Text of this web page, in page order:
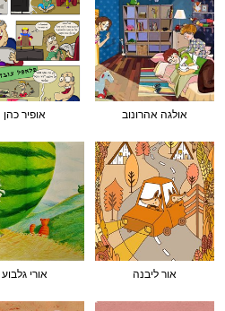
אולגה אהרונוב אופיר כהן
אור ליבנה אורי גלבוע